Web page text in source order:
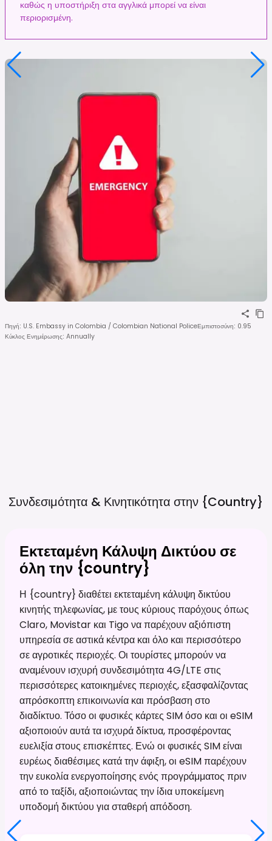
καθώς η υποστήριξη στα αγγλικά μπορεί να είναι
περιορισμένη.
Πηγή: U.S. Embassy in Colombia / Colombian National PoliceΕμπιστοσύνη: 0.95
Κύκλος Ενημέρωσης: Annually
Συνδεσιμότητα & Κινητικότητα στην {country}
Εκτεταμένη Κάλυψη Δικτύου σε
όλη την {country}
Η {country} διαθέτει εκτεταμένη κάλυψη δικτύου
κινητής τηλεφωνίας, με τους κύριους παρόχους όπως
Claro, Movistar και Tigo να παρέχουν αξιόπιστη
υπηρεσία σε αστικά κέντρα και όλο και περισσότερο
σε αγροτικές περιοχές. Οι τουρίστες μπορούν να
αναμένουν ισχυρή συνδεσιμότητα 4G/LTE στις
περισσότερες κατοικημένες περιοχές, εξασφαλίζοντας
απρόσκοπτη επικοινωνία και πρόσβαση στο
διαδίκτυο. Τόσο οι φυσικές κάρτες SIM όσο και οι eSIM
αξιοποιούν αυτά τα ισχυρά δίκτυα, προσφέροντας
ευελιξία στους επισκέπτες. Ενώ οι φυσικές SIM είναι
ευρέως διαθέσιμες κατά την άφιξη, οι eSIM παρέχουν
την ευκολία ενεργοποίησης ενός προγράμματος πριν
από το ταξίδι, αξιοποιώντας την ίδια υποκείμενη
υποδομή δικτύου για σταθερή απόδοση.